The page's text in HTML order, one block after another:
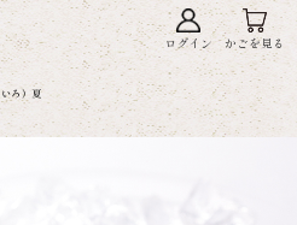
ログイン かごを見る
ろ）夏